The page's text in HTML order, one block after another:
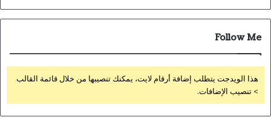
Follow Me
هذا الويدجت يتطلب إضافة أرقام لايت، يمكنك تنصيبها من خلال قائمة القالب
> تنصيب الإضافات.